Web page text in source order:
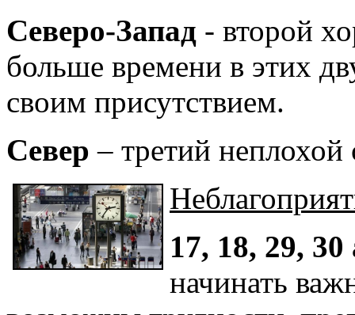
Северо-Запад - второй
больше времени в этих
своим присутствием.
Север – третий
17, 18, 29, 30
начинать